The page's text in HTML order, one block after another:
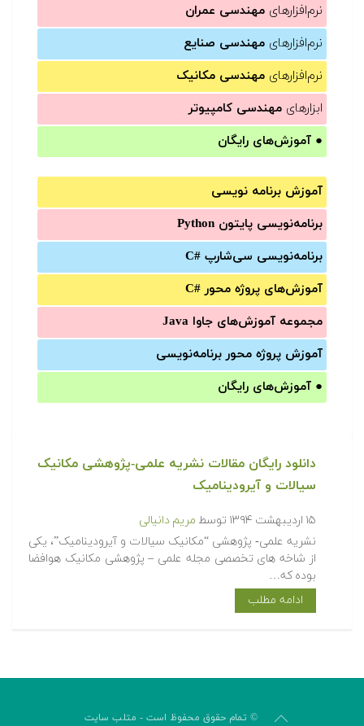
نرم‌افزارهای مهندسی عمران
نرم‌افزارهای مهندسی صنایع
نرم‌افزارهای مهندسی مکانیک
ابزارهای مهندسی کامپیوتر
● آموزش‌های رایگان
آموزش برنامه نویسی
برنامه‌نویسی پایتون Python
برنامه‌‌نویسی سی‌شارپ C#‎
آموزش‌های پروژه محور #C
مجموعه آموزش‌های جاوا Java
آموزش‌ پروژه محور برنامه‌نویسی
● آموزش‌های رایگان
دانلود رایگان مقالات نشریه علمی-پژوهشی مکانیک
سیالات و آیرودینامیک
۱۵ اردیبهشت ۱۳۹۴ توسط مریم دانیالی
نشریه علمی- پژوهشی “مکانیک سیالات و آیرودینامیک”، یکی
از شاخه­ های تخصصی مجله علمی – پژوهشی مکانیک هوافضا
بوده که…
ادامه مطلب
© تمام حقوق محفوظ است - متلب سایت